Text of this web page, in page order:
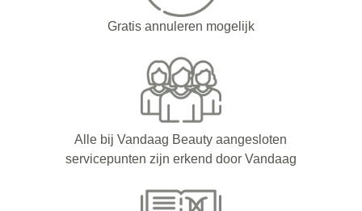
Gratis annuleren mogelijk
Alle bij Vandaag Beauty aangesloten
servicepunten zijn erkend door Vandaag